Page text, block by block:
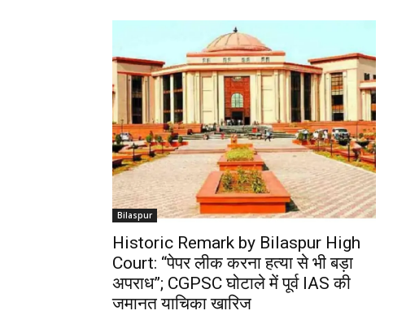
Bilaspur
Historic Remark by Bilaspur High
Court: “पेपर लीक करना हत्या से भी बड़ा
अपराध”; CGPSC घोटाले में पूर्व IAS की
जमानत याचिका खारिज